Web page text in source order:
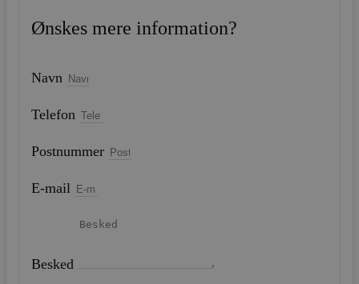
Ønskes mere information?
Navn
Telefon
Postnummer
E-mail
Besked